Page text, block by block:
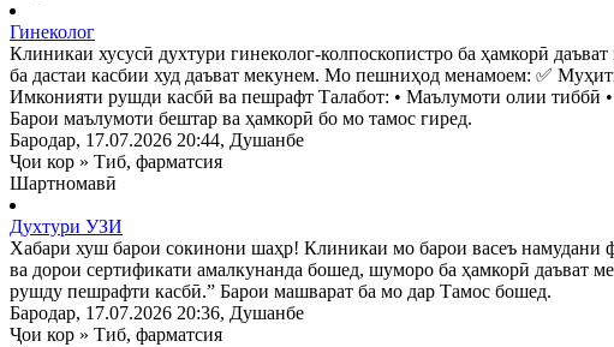
Гинеколог
Клиникаи хусусӣ духтури гинеколог-колпоскопистро ба ҳамкорӣ
ба дастаи касбии худ даъват мекунем. Мо пешниҳод менамоем: ✅
Имконияти рушди касбӣ ва пешрафт Талабот: • Маълумоти олии тиббӣ
Барои маълумоти бештар ва ҳамкорӣ бо мо тамос гиред.
Бародар, 17.07.2026 20:44, Душанбе
Ҷои кор » Тиб, фарматсия
Шартномавӣ
Духтури УЗИ
Хабари хуш барои сокинони шаҳр! Клиникаи мо барои васеъ намудани
ва дорои сертификати амалкунанда бошед, шуморо ба ҳамкорӣ
рушду пешрафти касбӣ.” Барои машварат ба мо дар Тамос бошед.
Бародар, 17.07.2026 20:36, Душанбе
Ҷои кор » Тиб, фарматсия